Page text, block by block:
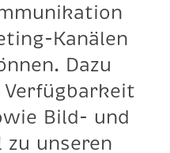
Kanälen
Dazu
Verfügbarkeit
Bild- und
zu unseren